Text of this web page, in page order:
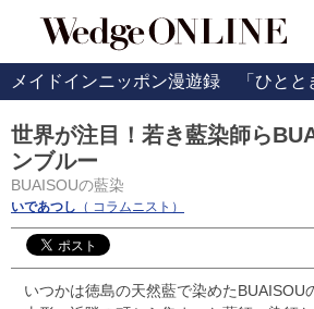
メイドインニッポン漫遊録 「ひとと
世界が注目！若き藍染師ら
ンブルー
BUAISOUの藍染
いであつし （ コラムニスト）
いつかは徳島の天然藍で染めたBUAISOU